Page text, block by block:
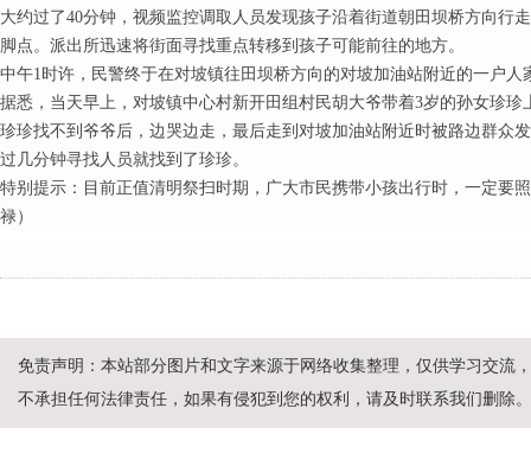
大约过了40分钟，视频监控调取人员发现孩子沿着街道朝田坝桥方向行
脚点。派出所迅速将街面寻找重点转移到孩子可能前往的地方。
中午1时许，民警终于在对坡镇往田坝桥方向的对坡加油站附近的一户人
据悉，当天早上，对坡镇中心村新开田组村民胡大爷带着3岁的孙女珍
珍珍找不到爷爷后，边哭边走，最后走到对坡加油站附近时被路边群众
过几分钟寻找人员就找到了珍珍。
特别提示：目前正值清明祭扫时期，广大市民携带小孩出行时，一定要
禄）
免责声明：本站部分图片和文字来源于网络收集整理，仅供学习交流
不承担任何法律责任，如果有侵犯到您的权利，请及时联系我们删除。